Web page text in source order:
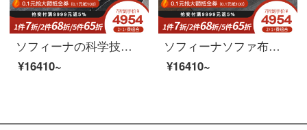
ソフィーナの科学技術布ソファー北欧布芸ソファー現代小型客間シンプルな四人の三人の科学技術布の角を回転するソファーのシングル席。
¥16410~
ソフィーナソファ布芸ソファー北欧ソファ科技布ペア三人でソファに並んでいます。
¥16410~